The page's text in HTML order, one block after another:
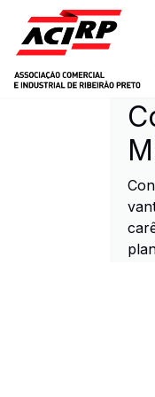
Pular para o conteúdo
ACIRP -